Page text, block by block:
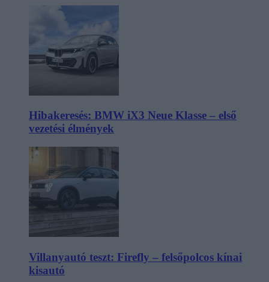
Hibakeresés: BMW iX3 Neue Klasse – első
vezetési élmények
Villanyautó teszt: Firefly – felsőpolcos kínai
kisautó